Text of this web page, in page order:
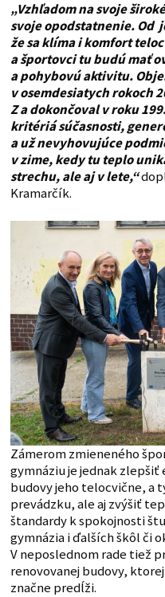
„Vzhľadom na svoje
svoje opodstatnenie. Od
že sa klíma i komfort
a športovci tu budú mať
a pohybovú aktivitu.
v osemdesiatych rokoch
Z a dokončoval v roku
kritériá súčasnosti,
a už nevyhovujúce
v zime, kedy tu teplo
strechu, ale aj v lete,“
Kramarčík.
Zámerom zmieneného
gymnáziu je jednak
budovy jeho telocvične, a
prevádzku, ale aj zvýšiť
štandardy k spokojnosti
gymnázia i ďalších škôl či
V neposlednom rade tiež
renovovanej budovy,
značne predĺži.